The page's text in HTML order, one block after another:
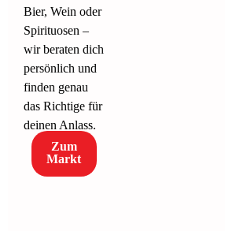
Bier, Wein oder
Spirituosen –
wir beraten dich
persönlich und
finden genau
das Richtige für
deinen Anlass.
Zum
Markt